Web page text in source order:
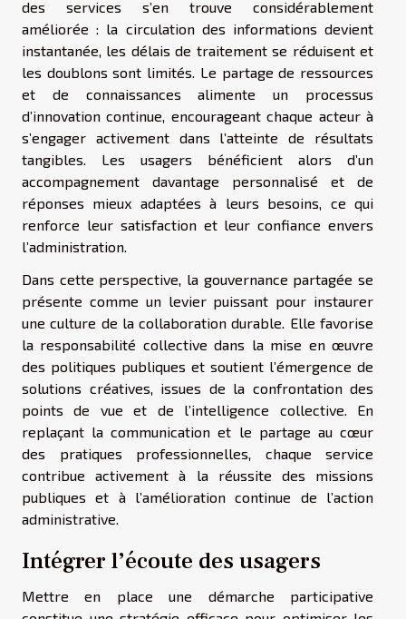
des services s’en trouve considérablement
améliorée : la circulation des informations devient
instantanée, les délais de traitement se réduisent et
les doublons sont limités. Le partage de ressources
et de connaissances alimente un processus
d’innovation continue, encourageant chaque acteur à
s’engager activement dans l’atteinte de résultats
tangibles. Les usagers bénéficient alors d’un
accompagnement davantage personnalisé et de
réponses mieux adaptées à leurs besoins, ce qui
renforce leur satisfaction et leur confiance envers
l’administration.
Dans cette perspective, la gouvernance partagée se
présente comme un levier puissant pour instaurer
une culture de la collaboration durable. Elle favorise
la responsabilité collective dans la mise en œuvre
des politiques publiques et soutient l’émergence de
solutions créatives, issues de la confrontation des
points de vue et de l’intelligence collective. En
replaçant la communication et le partage au cœur
des pratiques professionnelles, chaque service
contribue activement à la réussite des missions
publiques et à l’amélioration continue de l’action
administrative.
Intégrer l’écoute des usagers
Mettre en place une démarche participative